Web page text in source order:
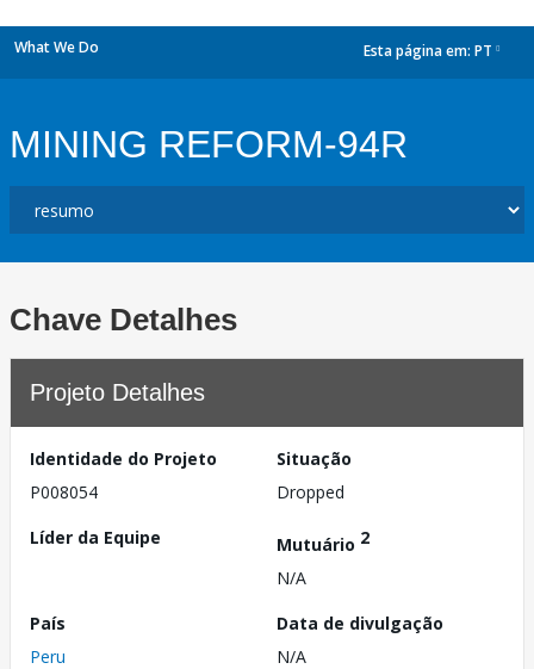
What We Do Esta página em: PT
MINING REFORM-94R
Chave Detalhes
Projeto Detalhes
Identidade do Projeto
P008054
Situação
Dropped
Líder da Equipe
Mutuário 2
N/A
País
Peru
Data de divulgação
N/A